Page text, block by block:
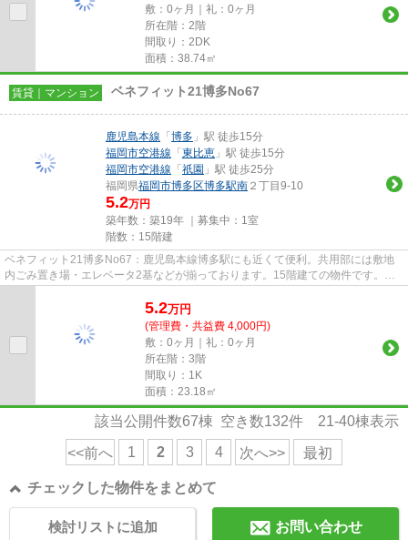
敷：0ヶ月｜礼：0ヶ月
所在階：2階
間取り：2DK
面積：38.74㎡
賃貸｜マンション ベネフィット21博多No67
鹿児島本線 「博多 」駅 徒歩15分
福岡市空港線 「東比恵 」駅 徒歩15分
福岡市空港線 「祇園 」駅 徒歩25分
福岡県福岡市博多区博多駅南 ２丁目9-10
5.2万円
築年数：築19年 ｜募集中： 1室
階数：15階建
ベネフィット21博多No67：鹿児島本線博多駅にも近くて便利。共用部には敷地
内ごみ置き場・エレベータ2基などが揃っております。15階建ての物件です。こ
ちらの個性的な物件はデザイナー...
5.2万円
(管理費・共益費 4,000円)
敷：0ヶ月｜礼：0ヶ月
所在階：3階
間取り：1K
面積：23.18㎡
該当公開件数67棟 空き数132件 21-40棟表示
<<前へ 1 2 3 4 次へ>> 最初
チェックした物件をまとめて
お問い合わせ
検討リストに追加